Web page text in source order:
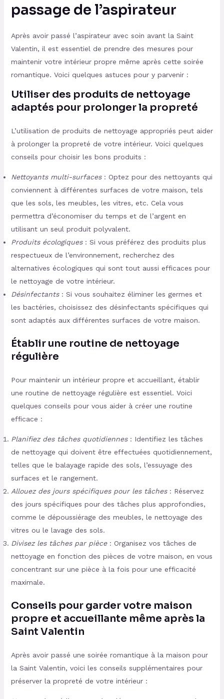
passage de l’aspirateur
Après avoir passé l’aspirateur avec soin avant la Saint
Valentin, il est essentiel de prendre des mesures pour
maintenir votre intérieur propre même après cette soirée
romantique. Voici quelques astuces pour y parvenir :
Utiliser des produits de nettoyage
adaptés pour prolonger la propreté
L’utilisation de produits de nettoyage appropriés peut aider
à prolonger la propreté de votre intérieur. Voici quelques
conseils pour choisir les bons produits :
Nettoyants multi-surfaces: Optez pour des nettoyants qui
conviennent à différentes surfaces de votre maison, tels
que les sols, les meubles, les vitres, etc. Cela vous
permettra d’économiser du temps et de l’argent en
utilisant un seul produit polyvalent.
Produits écologiques: Si vous préférez des produits plus
respectueux de l’environnement, recherchez des
alternatives écologiques qui sont tout aussi efficaces pour
le nettoyage de votre intérieur.
Désinfectants: Si vous souhaitez éliminer les germes et
les bactéries, choisissez des désinfectants spécifiques qui
sont adaptés aux différentes surfaces de votre maison.
Établir une routine de nettoyage
régulière
Pour maintenir un intérieur propre et accueillant, établir
une routine de nettoyage régulière est essentiel. Voici
quelques conseils pour vous aider à créer une routine
efficace :
Planifiez des tâches quotidiennes: Identifiez les tâches
de nettoyage qui doivent être effectuées quotidiennement,
telles que le balayage rapide des sols, l’essuyage des
surfaces et le rangement.
Allouez des jours spécifiques pour les tâches: Réservez
des jours spécifiques pour des tâches plus approfondies,
comme le dépoussiérage des meubles, le nettoyage des
vitres ou le lavage des sols.
Divisez les tâches par pièce: Organisez vos tâches de
nettoyage en fonction des pièces de votre maison, en vous
concentrant sur une pièce à la fois pour une efficacité
maximale.
Conseils pour garder votre maison
propre et accueillante même après la
Saint Valentin
Après avoir passé une soirée romantique à la maison pour
la Saint Valentin, voici les conseils supplémentaires pour
préserver la propreté de votre intérieur :